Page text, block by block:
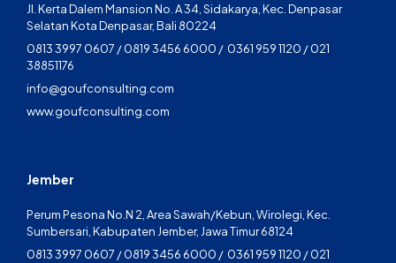
Jl. Kerta Dalem Mansion No. A 34, Sidakarya, Kec. Denpasar
Selatan Kota Denpasar, Bali 80224
0813 3997 0607 / 0819 3456 6000 / 0361 959 1120 / 021
38851176
info@goufconsulting.com
www.goufconsulting.com
Jember
Perum Pesona No.N 2, Area Sawah/Kebun, Wirolegi, Kec.
Sumbersari, Kabupaten Jember, Jawa Timur 68124
0813 3997 0607 / 0819 3456 6000 / 0361 959 1120 / 021